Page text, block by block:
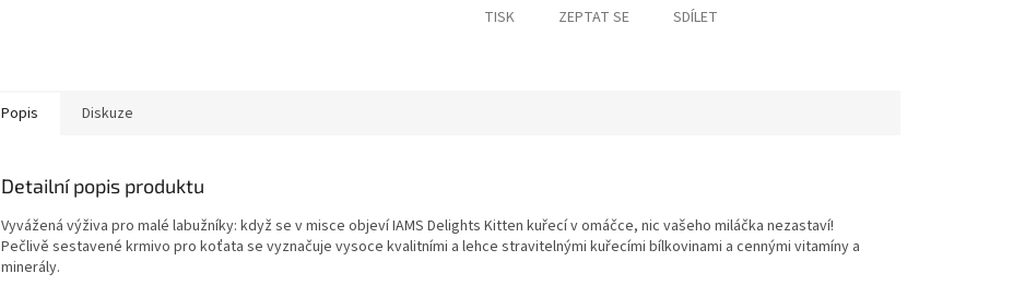
TISK ZEPTAT SE SDÍLET
Popis Diskuze
Detailní popis produktu
Vyvážená výživa pro malé labužníky: když se v misce objeví IAMS Delights Kitten kuřecí v omáčce, nic vašeho miláčka nezastaví!
Pečlivě sestavené krmivo pro koťata se vyznačuje vysoce kvalitními a lehce stravitelnými kuřecími bílkovinami a cennými vitamíny a
minerály.